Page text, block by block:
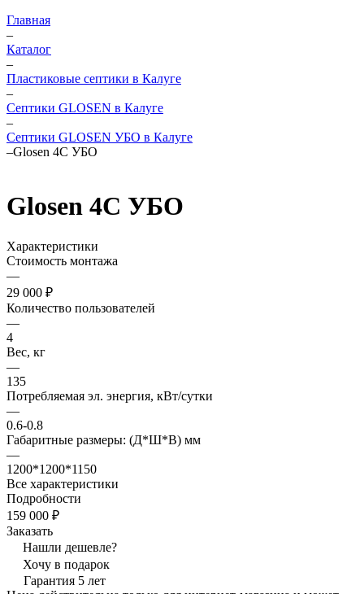
Главная
–
Каталог
–
Пластиковые септики в Калуге
–
Септики GLOSEN в Калуге
–
Септики GLOSEN УБО в Калуге
–Glosen 4С УБО
Glosen 4С УБО
Характеристики
Стоимость монтажа
—
29 000 ₽
Количество пользователей
—
4
Вес, кг
—
135
Потребляемая эл. энергия, кВт/сутки
—
0.6-0.8
Габаритные размеры: (Д*Ш*В) мм
—
1200*1200*1150
Все характеристики
Подробности
159 000 ₽
Заказать
Нашли дешевле?
Хочу в подарок
Гарантия 5 лет